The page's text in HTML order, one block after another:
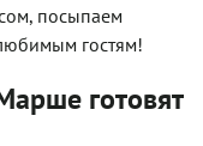
посыпаем
гостям!
готовят